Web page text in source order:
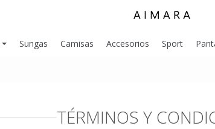
Sungas Camisas Accesorios Sport
TÉRMINOS Y